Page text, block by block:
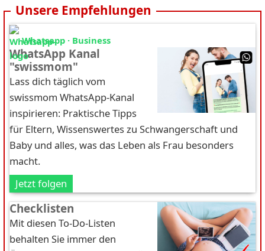
Unsere Empfehlungen
Whatsapp · Business
WhatsApp Kanal
"swissmom"
Lass dich täglich vom
swissmom WhatsApp-Kanal
inspirieren: Praktische Tipps
für Eltern, Wissenswertes zu Schwangerschaft und
Baby und alles, was das Leben als Frau besonders
macht.
Jetzt folgen
Checklisten
Mit diesen To-Do-Listen
behalten Sie immer den